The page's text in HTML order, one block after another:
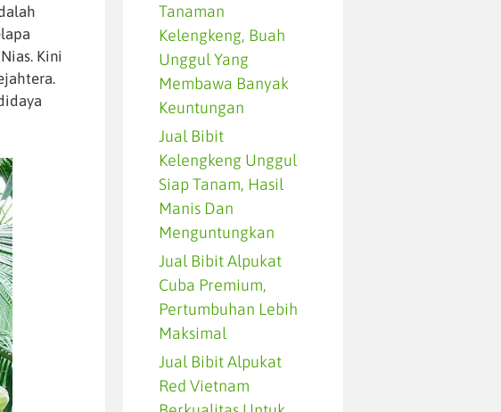
Kini
Tanaman
Kelengkeng, Buah
Unggul Yang
Membawa Banyak
Keuntungan
Jual Bibit
Kelengkeng Unggul
Siap Tanam, Hasil
Manis Dan
Menguntungkan
Jual Bibit Alpukat
Cuba Premium,
Pertumbuhan Lebih
Maksimal
Jual Bibit Alpukat
Red Vietnam